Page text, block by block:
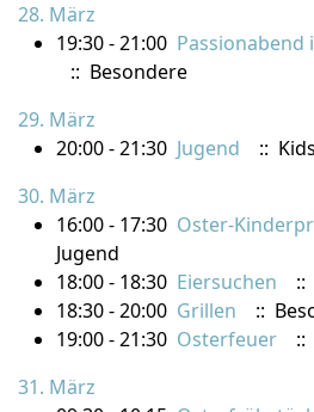
28. März
19:30 - 21:00 Passionabend
:: Besondere
29. März
20:00 - 21:30 Jugend
::
30. März
16:00 - 17:30 Oster-
Jugend
18:00 - 18:30 Eiersuchen
::
18:30 - 20:00 Grillen
::
19:00 - 21:30 Osterfeuer
::
31. März